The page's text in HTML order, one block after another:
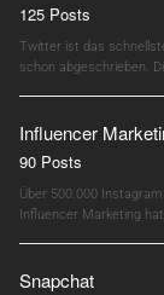
125 Posts
Twitter ist das
schon abgeschrieben.
Influencer
90 Posts
Über 500.000
Influencer Marketing
Snapchat